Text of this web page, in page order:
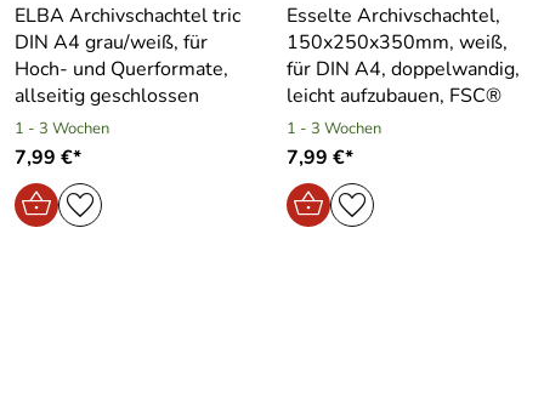
ELBA Archivschachtel tric
DIN A4 grau/weiß, für
Hoch- und Querformate,
allseitig geschlossen
1 - 3 Wochen
7,99 €*
Esselte Archivschachtel,
150x250x350mm, weiß,
für DIN A4, doppelwandig,
leicht aufzubauen, FSC®
1 - 3 Wochen
7,99 €*